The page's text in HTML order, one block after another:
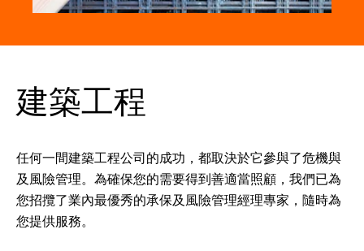
建築工程
任何一間建築工程公司的成功，都取決於它參與了危機與
及風險管理。為確保您的需要得到善適當照顧，我們已為
您招攬了業內最優秀的承保及風險管理經理專家，隨時為
您提供服務。